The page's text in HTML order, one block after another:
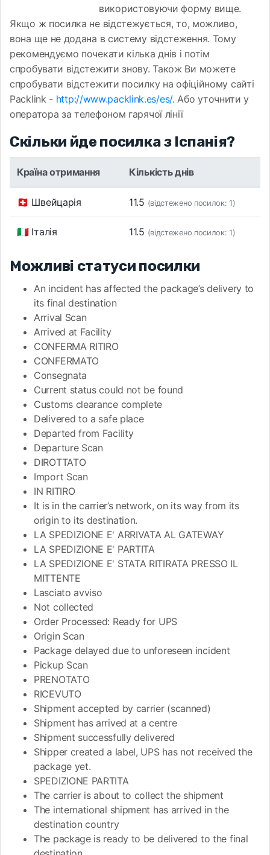
використовуючи форму вище.
Якщо ж посилка не відстежується, то, можливо,
вона ще не додана в систему відстеження. Тому
рекомендуємо почекати кілька днів і потім
спробувати відстежити знову. Також Ви можете
спробувати відстежити посилку на офіційному сайті
Packlink - http://www.packlink.es/es/. Або уточнити у
оператора за телефоном гарячої лінії
Скільки йде посилка з Іспанія?
Країна отримання Кількість днів
🇨🇭 Швейцарія 11.5 (відстежено посилок: 1)
🇮🇹 Італія 11.5 (відстежено посилок: 1)
Можливі статуси посилки
An incident has affected the package’s delivery to
its final destination
Arrival Scan
Arrived at Facility
CONFERMA RITIRO
CONFERMATO
Consegnata
Current status could not be found
Customs clearance complete
Delivered to a safe place
Departed from Facility
Departure Scan
DIROTTATO
Import Scan
IN RITIRO
It is in the carrier’s network, on its way from its
origin to its destination.
LA SPEDIZIONE E' ARRIVATA AL GATEWAY
LA SPEDIZIONE E' PARTITA
LA SPEDIZIONE E' STATA RITIRATA PRESSO IL
MITTENTE
Lasciato avviso
Not collected
Order Processed: Ready for UPS
Origin Scan
Package delayed due to unforeseen incident
Pickup Scan
PRENOTATO
RICEVUTO
Shipment accepted by carrier (scanned)
Shipment has arrived at a centre
Shipment successfully delivered
Shipper created a label, UPS has not received the
package yet.
SPEDIZIONE PARTITA
The carrier is about to collect the shipment
The international shipment has arrived in the
destination country
The package is ready to be delivered to the final